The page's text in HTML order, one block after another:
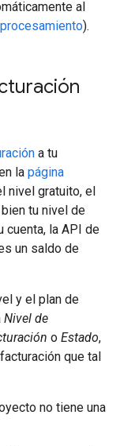
al
).
a tu
la página
nivel gratuito, el
tu nivel de
cuenta, la API de
un saldo de
y el plan de
Nivel de
o Estado,
que tal
no tiene una